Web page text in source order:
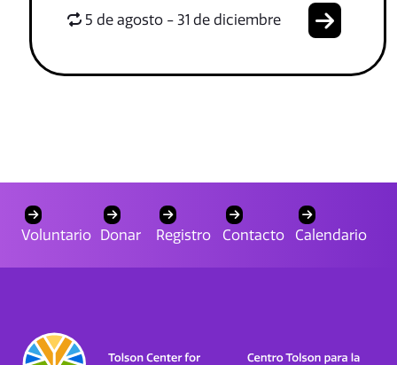
5 de agosto - 31 de diciembre
Voluntario Donar Registro Contacto Calendario